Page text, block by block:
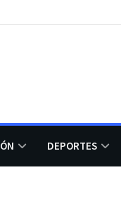
DEPORTES